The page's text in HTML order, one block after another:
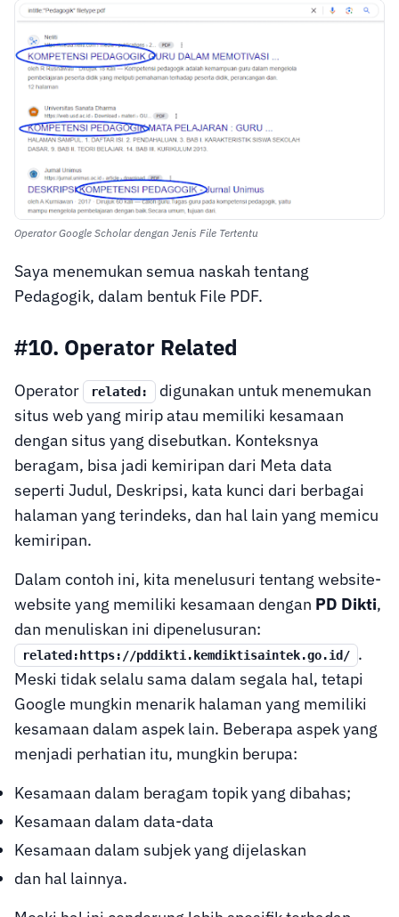
Operator Google Scholar dengan Jenis File Tertentu
Saya menemukan semua naskah tentang
Pedagogik, dalam bentuk File PDF.
#10. Operator Related
Operator related:
digunakan untuk menemukan
situs web yang mirip atau memiliki kesamaan
dengan situs yang disebutkan. Konteksnya
beragam, bisa jadi kemiripan dari Meta data
seperti Judul, Deskripsi, kata kunci dari berbagai
halaman yang terindeks, dan hal lain yang memicu
kemiripan.
Dalam contoh ini, kita menelusuri tentang website-
website yang memiliki kesamaan dengan PD Dikti,
dan menuliskan ini dipenelusuran:
related:https://pddikti.kemdiktisaintek.go.id/
.
Meski tidak selalu sama dalam segala hal, tetapi
Google mungkin menarik halaman yang memiliki
kesamaan dalam aspek lain. Beberapa aspek yang
menjadi perhatian itu, mungkin berupa:
Kesamaan dalam beragam topik yang dibahas;
Kesamaan dalam data-data
Kesamaan dalam subjek yang dijelaskan
dan hal lainnya.